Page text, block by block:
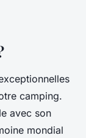
camping.
avec son
mondial